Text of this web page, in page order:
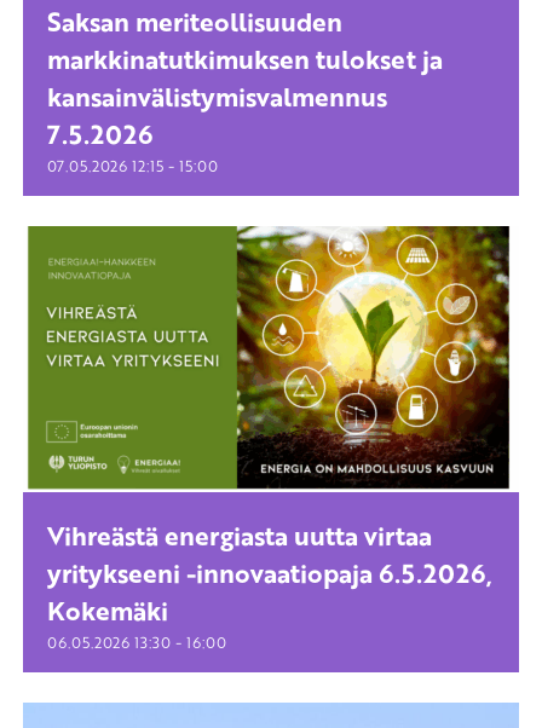
Saksan meriteollisuuden
markkinatutkimuksen tulokset ja
kansainvälistymisvalmennus
7.5.2026
07.05.2026 12:15 - 15:00
Vihreästä energiasta uutta virtaa
yritykseeni -innovaatiopaja 6.5.2026,
Kokemäki
06.05.2026 13:30 - 16:00